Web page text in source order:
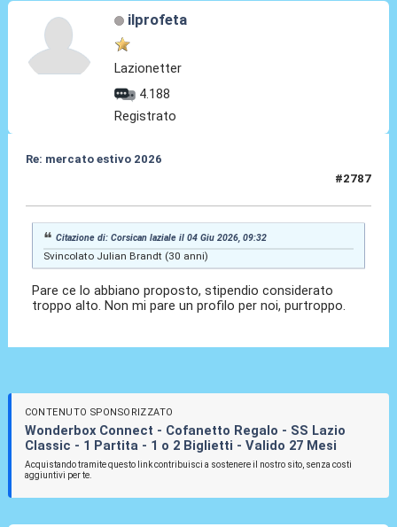
ilprofeta
Lazionetter
4.188
Registrato
Re: mercato estivo 2026
#2787
Citazione di: Corsican laziale il 04 Giu 2026, 09:32
Svincolato Julian Brandt (30 anni)
Pare ce lo abbiano proposto, stipendio considerato
troppo alto. Non mi pare un profilo per noi, purtroppo.
CONTENUTO SPONSORIZZATO
Wonderbox Connect - Cofanetto Regalo - SS Lazio
Classic - 1 Partita - 1 o 2 Biglietti - Valido 27 Mesi
Acquistando tramite questo link contribuisci a sostenere il nostro sito, senza costi
aggiuntivi per te.